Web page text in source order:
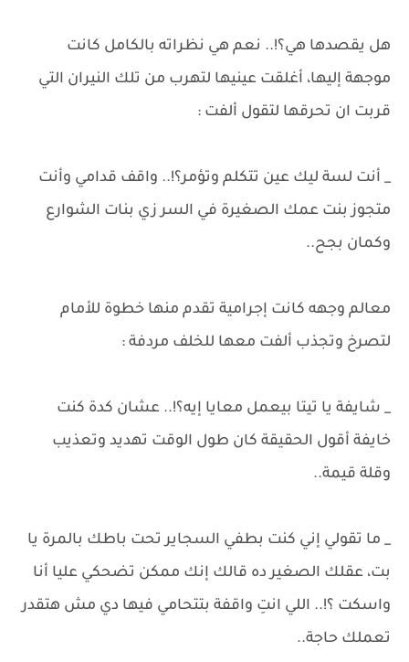
هل يقصدها هي؟!.. نعم هي نظراته بالكامل كانت
موجهة إليها، أغلقت عينيها لتهرب من تلك النيران التي
قربت ان تحرقها لتقول ألفت :
_ أنت لسة ليك عين تتكلم وتؤمر؟!.. واقف قدامي وأنت
متجوز بنت عمك الصغيرة في السر زي بنات الشوارع
وكمان بجح..
معالم وجهه كانت إجرامية تقدم منها خطوة للأمام
لتصرخ وتجذب ألفت معها للخلف مردفة :
_ شايفة يا تيتا بيعمل معايا إيه؟!.. عشان كدة كنت
خايفة أقول الحقيقة كان طول الوقت تهديد وتعذيب
وقلة قيمة..
_ ما تقولي إني كنت بطفي السجاير تحت باطك بالمرة يا
بت، عقلك الصغير ده قالك إنك ممكن تضحكي عليا أنا
واسكت ؟!.. اللي انتِ واقفة بتتحامي فيها دي مش هتقدر
تعملك حاجة..